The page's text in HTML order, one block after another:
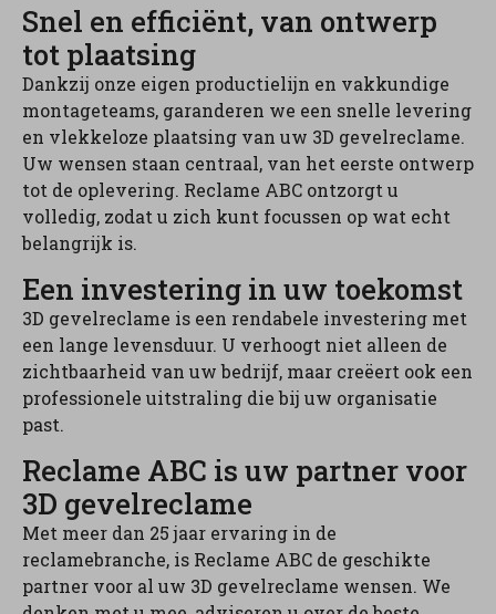
Snel en efficiënt, van ontwerp
tot plaatsing
Dankzij onze eigen productielijn en vakkundige
montageteams, garanderen we een snelle levering
en vlekkeloze plaatsing van uw 3D gevelreclame.
Uw wensen staan centraal, van het eerste ontwerp
tot de oplevering. Reclame ABC ontzorgt u
volledig, zodat u zich kunt focussen op wat echt
belangrijk is.
Een investering in uw toekomst
3D gevelreclame is een rendabele investering met
een lange levensduur. U verhoogt niet alleen de
zichtbaarheid van uw bedrijf, maar creëert ook een
professionele uitstraling die bij uw organisatie
past.
Reclame ABC is uw partner voor
3D gevelreclame
Met meer dan 25 jaar ervaring in de
reclamebranche, is Reclame ABC de geschikte
partner voor al uw 3D gevelreclame wensen. We